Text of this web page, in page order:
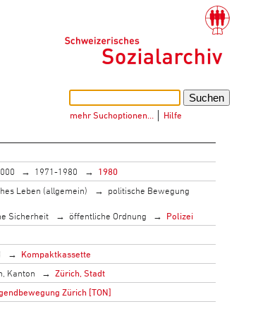
mehr Suchoptionen… Hilfe
1971-1980
1980
Leben (allgemein)
politische Bewegung
Sicherheit öffentliche Ordnung
Polizei
Kompaktkassette
Kanton
Zürich, Stadt
Zürich [TON]